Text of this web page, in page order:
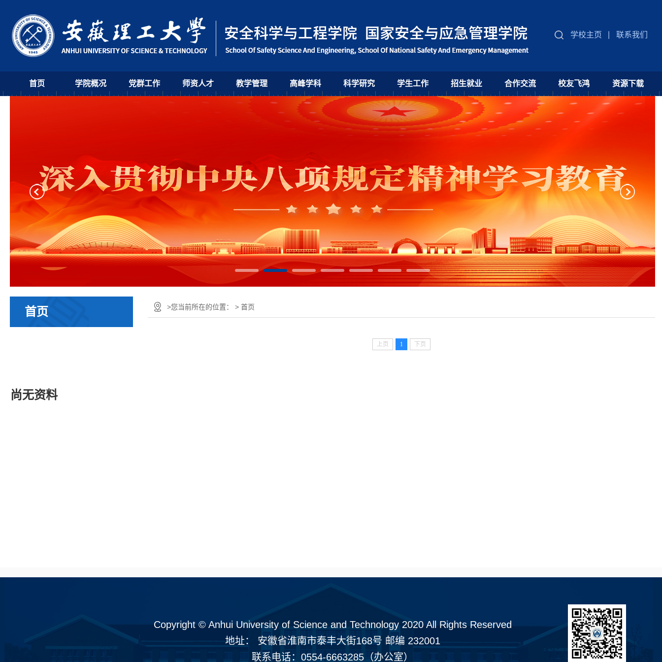
学校主页 联系我们
首页 学院概况 党群工作 师资人才 教学管理 高峰学科 科学研究 学生工作 招生就业 合作交流 校友飞鸿 资源下载
首页 >您当前所在的位置： > 首页
上页 1 下页
尚无资料
Copyright © Anhui University of Science and Technology 2020 All Rights Reserved
地址： 安徽省淮南市泰丰大街168号 邮编 232001
联系电话：0554-6663285（办公室）